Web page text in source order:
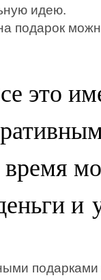
идею.
подарок
это
и